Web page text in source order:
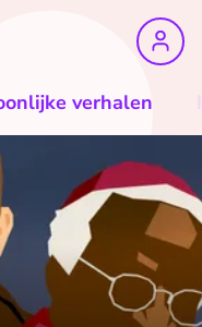
verhalen